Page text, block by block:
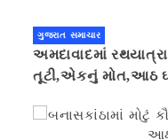
ગુજરાત સમાચાર
અમદાવાદમાં
તૂટી,એકનું મોત,આઠ